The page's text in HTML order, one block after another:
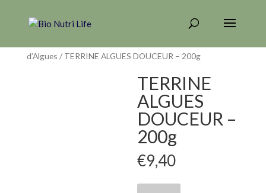
d’Algues / TERRINE ALGUES DOUCEUR – 200g
TERRINE
ALGUES
DOUCEUR –
200g
€9,40